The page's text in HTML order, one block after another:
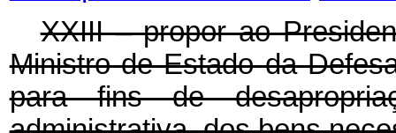
XXIII – propor ao
Ministro de Estado da
para fins de